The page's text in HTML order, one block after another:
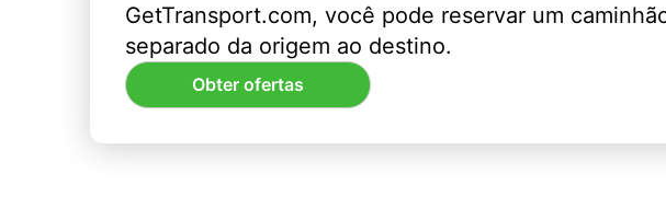
GetTransport.com, você pode reservar um
separado da origem ao destino.
Obter ofertas